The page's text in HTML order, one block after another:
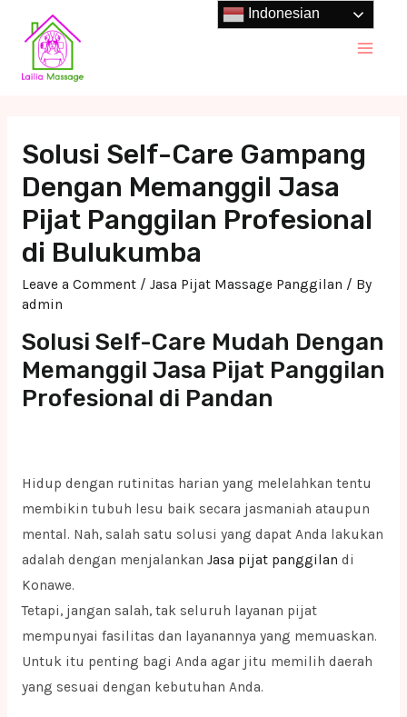
content
Solusi Self-Care Gampang
Dengan Memanggil Jasa
Pijat Panggilan Profesional
di Bulukumba
Leave a Comment / Jasa Pijat Massage Panggilan / By
admin
Solusi Self-Care Mudah Dengan
Memanggil Jasa Pijat Panggilan
Profesional di Pandan
Hidup dengan rutinitas harian yang melelahkan tentu
membikin tubuh lesu baik secara jasmaniah ataupun
mental. Nah, salah satu solusi yang dapat Anda lakukan
adalah dengan menjalankan Jasa pijat panggilan di
Konawe.
Tetapi, jangan salah, tak seluruh layanan pijat
mempunyai fasilitas dan layanannya yang memuaskan.
Untuk itu penting bagi Anda agar jitu memilih daerah
yang sesuai dengan kebutuhan Anda.
Indonesian